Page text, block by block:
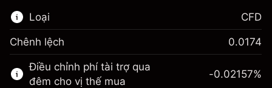
Loại
Thị trường tài chính này chỉ dành cho giao
dịch CFD.
CFD
Chênh lệch 0.0174
Điều chỉnh phí tài trợ qua
đêm cho vị thế mua
-0.02157%